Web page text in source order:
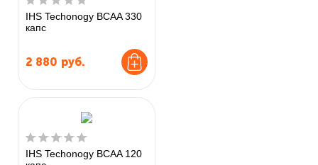
IHS Techonogy BCAA 330
капс
2 880 руб.
IHS Techonogy BCAA 120